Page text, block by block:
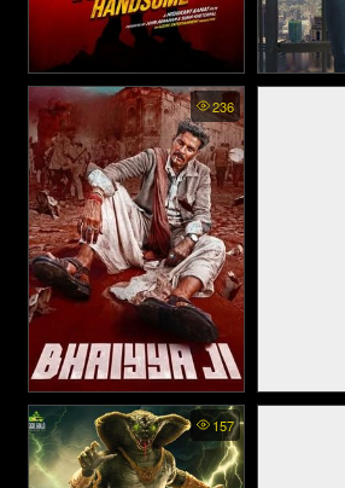
Rocky Handsome - ร็อคกี้
สุภาพบุรุษสุดเดือด (2016)236
Bhaiyya Ji (2024)
157